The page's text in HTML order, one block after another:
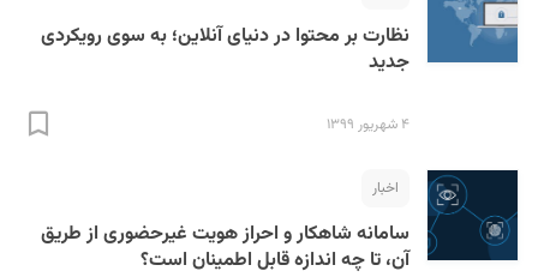
نظارت بر محتوا در دنیای آنلاین؛ به سوی رویکردی
جدید
۴ شهریور ۱۳۹۹
اخبار
سامانه شاهکار و احراز هویت غیرحضوری از طریق
آن، تا چه اندازه قابل اطمینان است؟